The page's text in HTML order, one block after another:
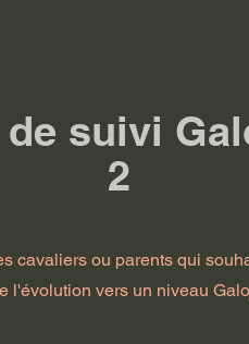
suivi
2
cavaliers ou parents qui
l'évolution vers un niveau